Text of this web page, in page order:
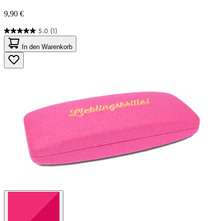
9,90 €
5.0 (1)
5.0
von
5
Sternen.
1
In den Warenkorb